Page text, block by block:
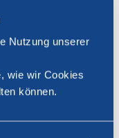
Nutzung unserer
wie wir Cookies
können.